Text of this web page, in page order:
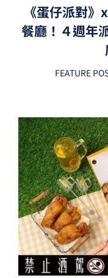
《蛋仔派對
餐廳！４週年
FEATURE